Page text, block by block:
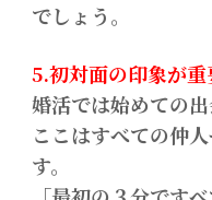
でしょう。
5.初対面の印象が重
婚活では始めての
ここはすべての仲
す。